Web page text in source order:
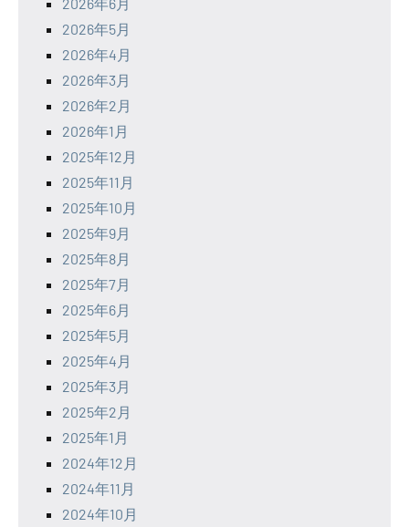
2026年5月
2026年4月
2026年3月
2026年2月
2026年1月
2025年12月
2025年11月
2025年10月
2025年9月
2025年8月
2025年7月
2025年6月
2025年5月
2025年4月
2025年3月
2025年2月
2025年1月
2024年12月
2024年11月
2024年10月